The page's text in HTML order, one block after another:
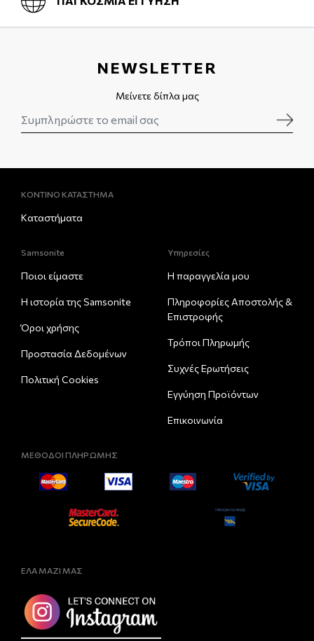
NEWSLETTER
Μείνετε δίπλα μας
ΚΟΝΤΙΝΟ ΚΑΤΑΣΤΗΜΑ
Καταστήματα
Samsonite
Ποιοι είμαστε
Η ιστορία της Samsonite
Όροι χρήσης
Προστασία Δεδομένων
Πολιτική Cookies
Υπηρεσίες
Η παραγγελία μου
Πληροφορίες Αποστολής &
Eπιστροφής
Τρόποι Πληρωμής
Συχνές Ερωτήσεις
Εγγύηση Προϊόντων
Επικοινωνία
ΜΕΘΟΔΟΙ ΠΛΗΡΩΜΗΣ
ΕΛΑ ΜΑΖΙ ΜΑΣ